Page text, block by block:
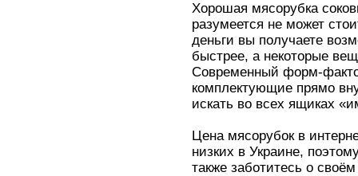
Хорошая мясорубка
разумеется не может
деньги вы получаете
быстрее, а некоторые
Современный форм-
комплектующие прямо
искать во всех ящиках
Цена мясорубок в
низких в Украине,
также заботитесь о